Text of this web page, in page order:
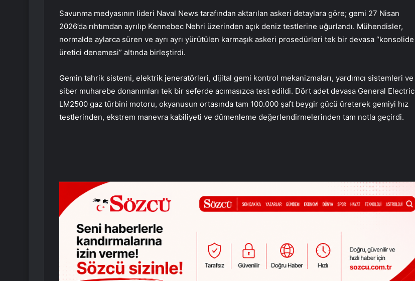
Savunma medyasının lideri Naval News tarafından aktarılan askeri detaylara göre; gemi 27 Nisan
2026’da rıhtımdan ayrılıp Kennebec Nehri üzerinden açık deniz testlerine uğurlandı. Mühendisler,
normalde aylarca süren ve ayrı ayrı yürütülen karmaşık askeri prosedürleri tek bir devasa “konsolide
üretici denemesi” altında birleştirdi.
Gemin tahrik sistemi, elektrik jeneratörleri, dijital gemi kontrol mekanizmaları, yardımcı sistemleri ve
siber muharebe donanımları tek bir seferde acımasızca test edildi. Dört adet devasa General Electric
LM2500 gaz türbini motoru, okyanusun ortasında tam 100.000 şaft beygir gücü üreterek gemiyi hız
testlerinden, ekstrem manevra kabiliyeti ve dümenleme değerlendirmelerinden tam notla geçirdi.